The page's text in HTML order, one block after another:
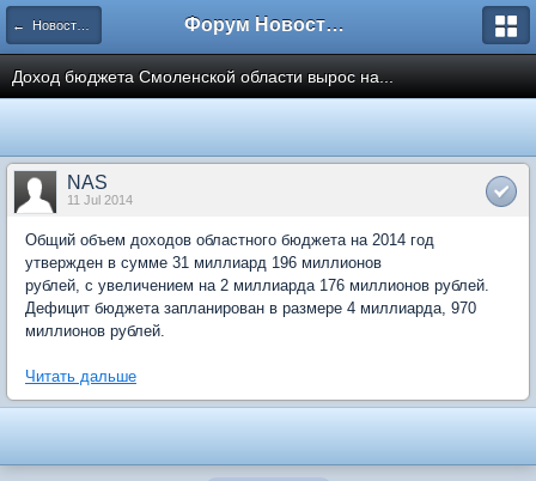
← Новости рынка недвижимости Форум Новостройки
Доход бюджета Смоленской области вырос на...
NAS
11 Jul 2014
Общий объем доходов областного бюджета на 2014 год
утвержден в сумме 31 миллиард 196 миллионов
рублей, с увеличением на 2 миллиарда 176 миллионов рублей.
Дефицит бюджета запланирован в размере 4 миллиарда, 970
миллионов рублей.
Читать дальше